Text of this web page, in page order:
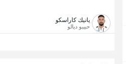
يانيك كاراسكو
حبيبو ديالو